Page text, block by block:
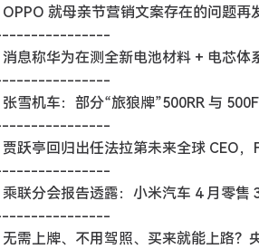
OPPO 就母亲节营销文案存在的问题
息称华为在测全新电池材料 + 电芯
张雪机车：部分“旅狼牌”500RR 与
跃亭回归出任法拉第未来全球 CEO
乘联分会报告透露：小米汽车 4 月零
无需上牌、不用驾照、买来就能上路